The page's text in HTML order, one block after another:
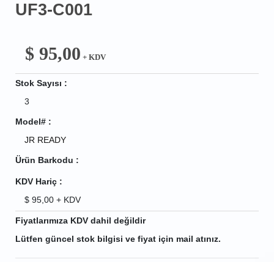
UF3-C001
$ 95,00 + KDV
Stok Sayısı :
3
Model# :
JR READY
Ürün Barkodu :
KDV Hariç :
$ 95,00 + KDV
Fiyatlarımıza KDV dahil değildir
Lütfen güncel stok bilgisi ve fiyat için mail atınız.